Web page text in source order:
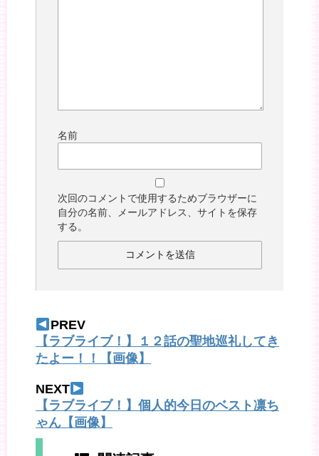
名前
次回のコメントで使用するためブラウザーに
自分の名前、メールアドレス、サイトを保存
する。
PREV
【ラブライブ！】１２話の聖地巡礼してき
たよー！！【画像】
NEXT
【ラブライブ！】個人的今日のベスト凛ち
ゃん【画像】